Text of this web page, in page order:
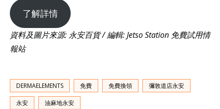
了解詳情
資料及圖片來源: 永安百貨 / 編輯: Jetso Station 免費試用情
報站
DERMAELEMENTS 免費 免費換領 彌敦道店永安
永安 油麻地永安